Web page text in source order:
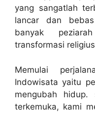
yang sangatlah
lancar dan bebas
banyak
transformasi
Memulai
Indowisata yaitu
mengubah
terkemuka, kami